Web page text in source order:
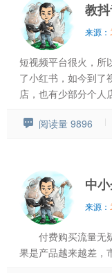
教
来源：
短视频平台很火，所
了小红书，如今到了
店，也有少部分个人
阅读量 9896
中
来源：
付费购买流量无疑
果是产品越来越差，